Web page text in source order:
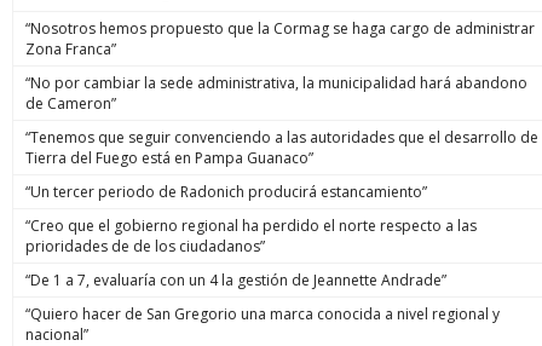
“Nosotros hemos propuesto que la Cormag se haga cargo de administrar
Zona Franca”
“No por cambiar la sede administrativa, la municipalidad hará abandono
de Cameron”
“Tenemos que seguir convenciendo a las autoridades que el desarrollo de
Tierra del Fuego está en Pampa Guanaco”
“Un tercer periodo de Radonich producirá estancamiento”
“Creo que el gobierno regional ha perdido el norte respecto a las
prioridades de de los ciudadanos”
“De 1 a 7, evaluaría con un 4 la gestión de Jeannette Andrade”
“Quiero hacer de San Gregorio una marca conocida a nivel regional y
nacional”